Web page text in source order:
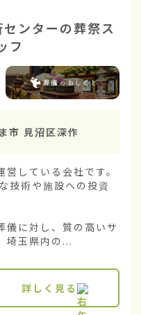
ンターの葬祭ス
フ
市 見沼区深作
している会社です。
技術や施設への投資
儀に対し、質の高いサ
埼玉県内の...
詳しく見る